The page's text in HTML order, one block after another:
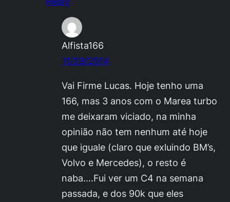
Alfista166
11/29/2014
Vai Firme Lucas. Hoje tenho uma
166, mas 3 anos com o Marea turbo
me deixaram viciado, na minha
opinião não tem nenhum até hoje
que iguale (claro que exluindo BM’s,
Volvo e Mercedes), o resto é
naba….Fui ver um C4 na semana
passada, e dos 90k que eles